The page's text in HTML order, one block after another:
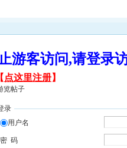
游客访问,请登
【 点这里注册】
览帖子
录
用户名
密 码